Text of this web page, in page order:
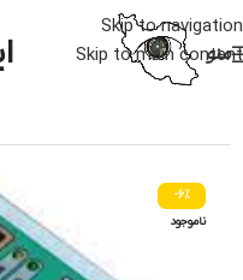
Skip to navigation
Skip to main content
منو
-6%
ناموجود